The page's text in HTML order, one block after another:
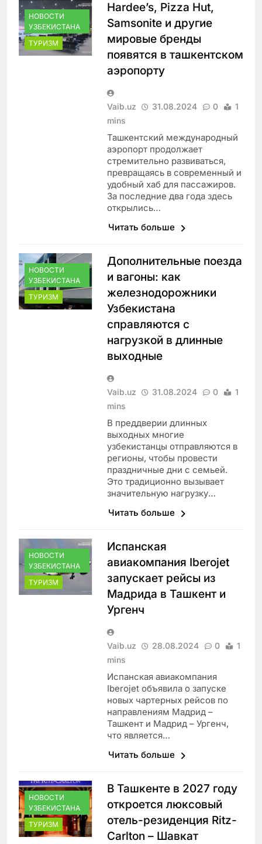
НОВОСТИ
УЗБЕКИСТАНА
ТУРИЗМ
Hardee’s, Pizza Hut,
Samsonite и другие
мировые бренды
появятся в ташкентском
аэропорту
Vaib.uz 31.08.2024 0
1
mins
Ташкентский международный
аэропорт продолжает
стремительно развиваться,
превращаясь в современный и
удобный хаб для пассажиров.
За последние два года здесь
открылись…
Читать больше
НОВОСТИ
УЗБЕКИСТАНА
ТУРИЗМ
Дополнительные поезда
и вагоны: как
железнодорожники
Узбекистана
справляются с
нагрузкой в длинные
выходные
Vaib.uz 31.08.2024 0
1
mins
В преддверии длинных
выходных многие
узбекистанцы отправляются в
регионы, чтобы провести
праздничные дни с семьей.
Это традиционно вызывает
значительную нагрузку…
Читать больше
НОВОСТИ
УЗБЕКИСТАНА
ТУРИЗМ
Испанская
авиакомпания Iberojet
запускает рейсы из
Мадрида в Ташкент и
Ургенч
Vaib.uz 28.08.2024 0
1
mins
Испанская авиакомпания
Iberojet объявила о запуске
новых чартерных рейсов по
направлениям Мадрид –
Ташкент и Мадрид – Ургенч,
что является…
Читать больше
НОВОСТИ
УЗБЕКИСТАНА
ТУРИЗМ
В Ташкенте в 2027 году
откроется люксовый
отель-резиденция Ritz-
Carlton – Шавкат